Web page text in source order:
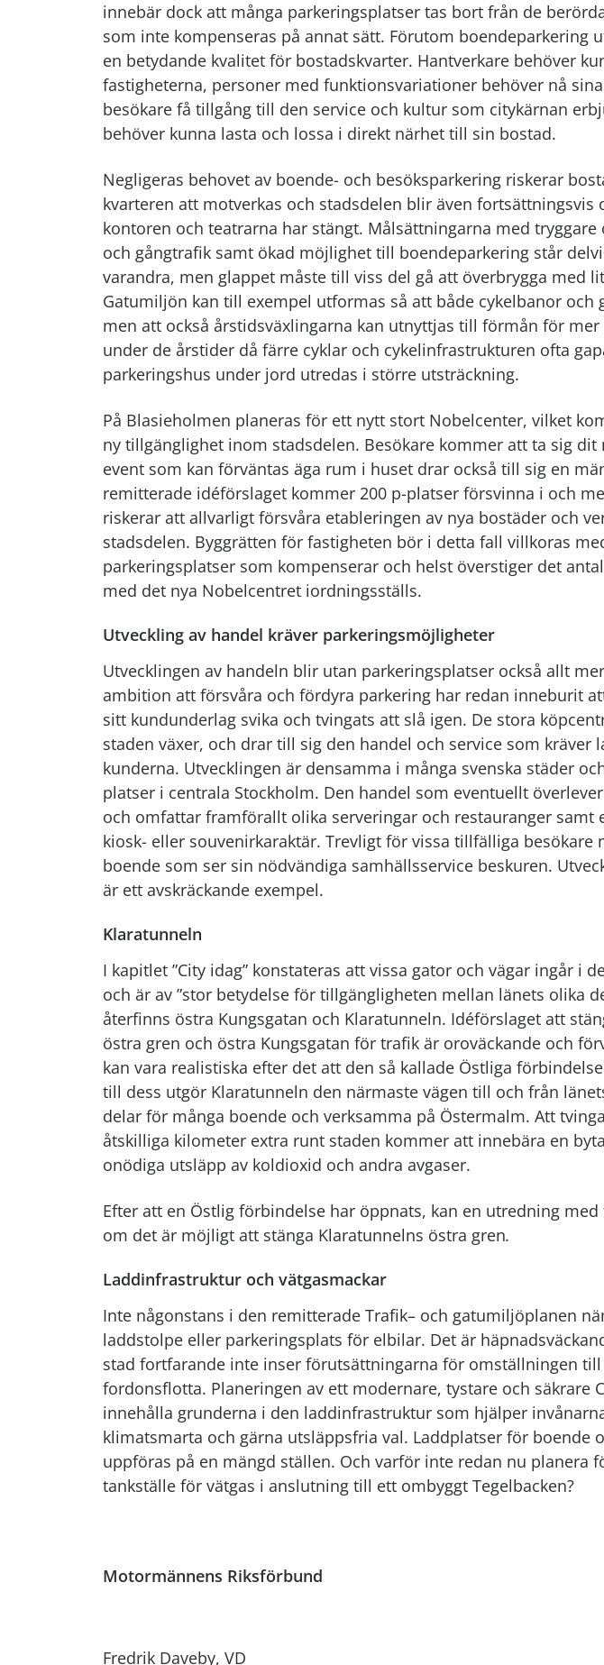
innebär dock att många parkeringsplatser tas bort från de
som inte kompenseras på annat sätt. Förutom boendeparkering
en betydande kvalitet för bostadskvarter. Hantverkare behöver
fastigheterna, personer med funktionsvariationer behöver nå
besökare få tillgång till den service och kultur som citykärnan
behöver kunna lasta och lossa i direkt närhet till sin bostad.
Negligeras behovet av boende- och besöksparkering riskerar
kvarteren att motverkas och stadsdelen blir även fortsättningsvis
kontoren och teatrarna har stängt. Målsättningarna med tryggare
och gångtrafik samt ökad möjlighet till boendeparkering står
varandra, men glappet måste till viss del gå att överbrygga med
Gatumiljön kan till exempel utformas så att både cykelbanor och
men att också årstidsväxlingarna kan utnyttjas till förmån för
under de årstider då färre cyklar och cykelinfrastrukturen ofta
parkeringshus under jord utredas i större utsträckning.
På Blasieholmen planeras för ett nytt stort Nobelcenter, vilket
ny tillgänglighet inom stadsdelen. Besökare kommer att ta sig
event som kan förväntas äga rum i huset drar också till sig en
remitterade idéförslaget kommer 200 p-platser försvinna i och
riskerar att allvarligt försvåra etableringen av nya bostäder och
stadsdelen. Byggrätten för fastigheten bör i detta fall villkoras
parkeringsplatser som kompenserar och helst överstiger det
med det nya Nobelcentret iordningsställs.
Utveckling av handel kräver parkeringsmöjligheter
Utvecklingen av handeln blir utan parkeringsplatser också allt
ambition att försvåra och fördyra parkering har redan inneburit
sitt kundunderlag svika och tvingats att slå igen. De stora
staden växer, och drar till sig den handel och service som kräver
kunderna. Utvecklingen är densamma i många svenska städer
platser i centrala Stockholm. Den handel som eventuellt
och omfattar framförallt olika serveringar och restauranger samt
kiosk- eller souvenirkaraktär. Trevligt för vissa tillfälliga besökare
boende som ser sin nödvändiga samhällsservice beskuren.
är ett avskräckande exempel.
Klaratunneln
I kapitlet ”City idag” konstateras att vissa gator och vägar ingår i
och är av ”stor betydelse för tillgängligheten mellan länets olika
återfinns östra Kungsgatan och Klaratunneln. Idéförslaget att
östra gren och östra Kungsgatan för trafik är oroväckande och
kan vara realistiska efter det att den så kallade Östliga
till dess utgör Klaratunneln den närmaste vägen till och från
delar för många boende och verksamma på Östermalm. Att
åtskilliga kilometer extra runt staden kommer att innebära en
onödiga utsläpp av koldioxid och andra avgaser.
Efter att en Östlig förbindelse har öppnats, kan en utredning
om det är möjligt att stänga Klaratunnelns östra gren.
Laddinfrastruktur och vätgasmackar
Inte någonstans i den remitterade Trafik– och gatumiljöplanen
laddstolpe eller parkeringsplats för elbilar. Det är
stad fortfarande inte inser förutsättningarna för omställningen
fordonsflotta. Planeringen av ett modernare, tystare och säkrare
innehålla grunderna i den laddinfrastruktur som hjälper
klimatsmarta och gärna utsläppsfria val. Laddplatser för boende
uppföras på en mängd ställen. Och varför inte redan nu planera
tankställe för vätgas i anslutning till ett ombyggt Tegelbacken?
Motormännens Riksförbund
Fredrik Daveby, VD